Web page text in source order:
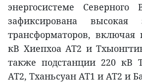
энергосистеме Северного
зафиксирована высокая
трансформаторов, включая
кВ Хиепхоа AT2 и
также подстанции 220 кВ
AT2, Тханьсуан AT1 и AT2 и